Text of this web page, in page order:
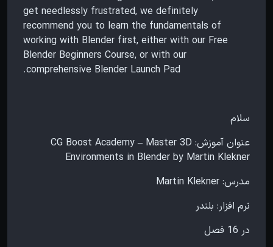
get needlessly frustrated, we definitely
recommend you to learn the fundamentals of
working with Blender first, either with our Free
Blender Beginners Course, or with our
comprehensive Blender Launch Pad.
سلام
عنوان آموزش: CG Boost Academy – Master 3D
Environments in Blender by Martin Klekner
مدرس: Martin Klekner
نرم افزار: بلندر
در 16 فصل